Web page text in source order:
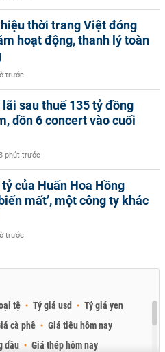
thời trang Việt đóng
hoạt động, thanh lý toàn
trước
sau thuế 135 tỷ đồng
dồn 6 concert vào cuối
phút trước
của Huấn Hoa Hồng
mất’, một công ty khác
trước
tệ Tỷ giá usd
Tỷ giá yen
cà phê
Giá tiêu hôm nay
dầu Giá thép hôm nay